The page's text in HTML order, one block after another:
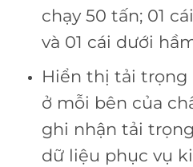
chạy 50 tấn; 01
và 01 cái dưới
Hiển thị tải
ở mỗi bên của
ghi nhận tải
dữ liệu phục vụ